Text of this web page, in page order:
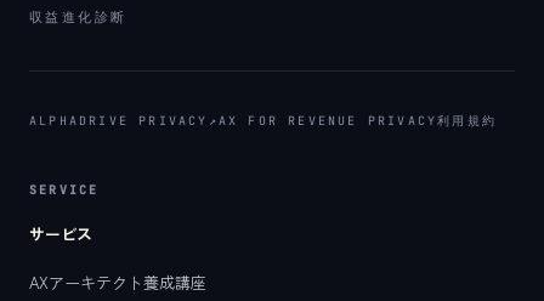
収益進化診断
ALPHADRIVE PRIVACY ↗ AX FOR REVENUE PRIVACY利用規約
SERVICE
サービス
AXアーキテクト養成講座